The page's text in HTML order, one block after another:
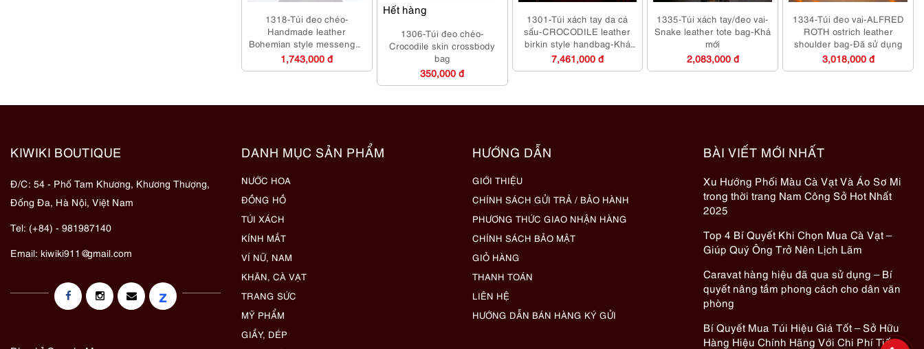
1318-Túi đeo chéo-
Handmade leather
Bohemian style messenger
bag-Đã sử dụng/Khá sạch
1,743,000 đ
Hết hàng
1306-Túi đeo chéo-
Crocodile skin crossbody
bag
350,000 đ
1301-Túi xách tay da cá
sấu-CROCODILE leather
birkin style handbag-Khá
mới
7,461,000 đ
1335-Túi xách tay/đeo vai-
Snake leather tote bag-Khá
mới
2,083,000 đ
1334-Túi đeo vai-ALFRED
ROTH ostrich leather
shoulder bag-Đã sử dụng
3,018,000 đ
KIWIKI BOUTIQUE
Đ/C: 54 - Phố Tam Khương, Khương Thượng,
Đống Đa, Hà Nội, Việt Nam
Tel: (+84) - 981987140
Email: kiwiki911@gmail.com
z
DANH MỤC SẢN PHẨM
NƯỚC HOA
ĐỒNG HỒ
TÚI XÁCH
KÍNH MẮT
VÍ NỮ, NAM
KHĂN, CÀ VẠT
TRANG SỨC
MỸ PHẨM
GIẦY, DÉP
HƯỚNG DẪN
GIỚI THIỆU
CHÍNH SÁCH GỬI TRẢ / BẢO HÀNH
PHƯƠNG THỨC GIAO NHẬN HÀNG
CHÍNH SÁCH BẢO MẬT
GIỎ HÀNG
THANH TOÁN
LIÊN HỆ
HƯỚNG DẪN BÁN HÀNG KÝ GỬI
BÀI VIẾT MỚI NHẤT
Xu Hướng Phối Màu Cà Vạt Và Áo Sơ Mi
trong thời trang Nam Công Sở Hot Nhất
2025
Top 4 Bí Quyết Khi Chọn Mua Cà Vạt –
Giúp Quý Ông Trở Nên Lịch Lãm
Caravat hàng hiệu đã qua sử dụng – Bí
quyết nâng tầm phong cách cho dân văn
phòng
Bí Quyết Mua Túi Hiệu Giá Tốt – Sở Hữu
Hàng Hiệu Chính Hãng Với Chi Phí Tiết